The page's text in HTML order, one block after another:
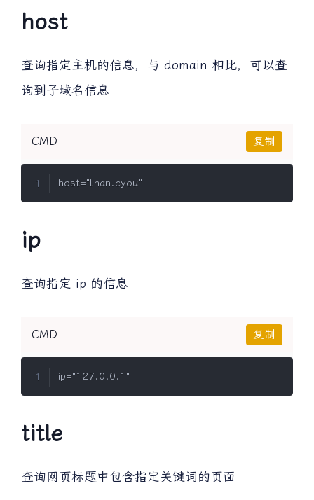
host
查询指定主机的信息，与 domain 相比，可以查
询到子域名信息
CMD 复制
ip
查询指定 ip 的信息
CMD 复制
title
查询网页标题中包含指定关键词的页面